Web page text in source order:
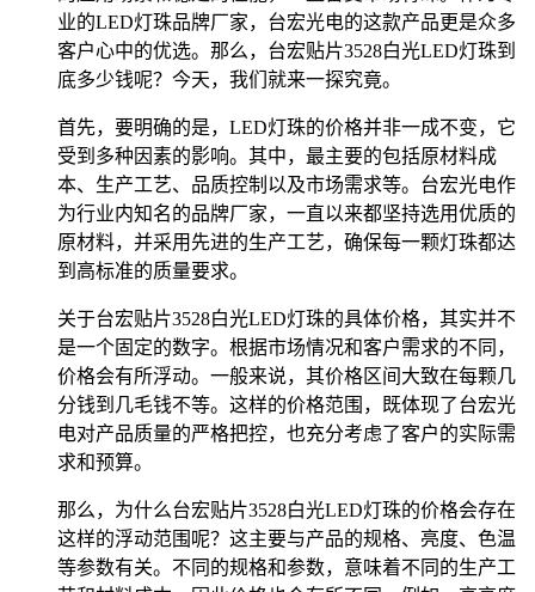
业的LED灯珠品牌厂家，台宏光电的这款产品更是众多
客户心中的优选。那么，台宏贴片3528白光LED灯珠到
底多少钱呢？今天，我们就来一探究竟。
首先，要明确的是，LED灯珠的价格并非一成不变，它
受到多种因素的影响。其中，最主要的包括原材料成
本、生产工艺、品质控制以及市场需求等。台宏光电作
为行业内知名的品牌厂家，一直以来都坚持选用优质的
原材料，并采用先进的生产工艺，确保每一颗灯珠都达
到高标准的质量要求。
关于台宏贴片3528白光LED灯珠的具体价格，其实并不
是一个固定的数字。根据市场情况和客户需求的不同，
价格会有所浮动。一般来说，其价格区间大致在每颗几
分钱到几毛钱不等。这样的价格范围，既体现了台宏光
电对产品质量的严格把控，也充分考虑了客户的实际需
求和预算。
那么，为什么台宏贴片3528白光LED灯珠的价格会存在
这样的浮动范围呢？这主要与产品的规格、亮度、色温
等参数有关。不同的规格和参数，意味着不同的生产工